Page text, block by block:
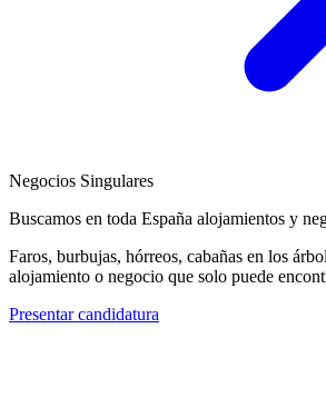
Negocios Singulares
Buscamos en toda España alojamientos y
Faros, burbujas, hórreos, cabañas en los
alojamiento o negocio que solo puede
Presentar candidatura